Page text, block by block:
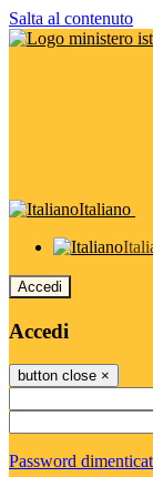
Salta al contenuto
Italiano
Accedi
Accedi
button close ×
Password